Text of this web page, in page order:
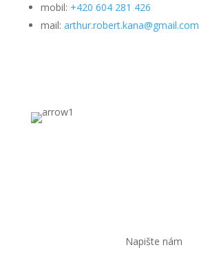
mobil: +420 604 281 426
mail: arthur.robert.kana@gmail.com
Napište nám